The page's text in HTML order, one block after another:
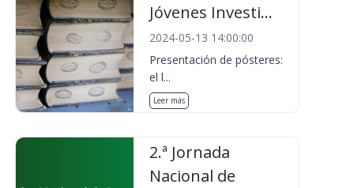
Jóvenes Investi...
2024-05-13 14:00:00
Presentación de pósteres:
el l...
Leer más
2.ª Jornada
Nacional de